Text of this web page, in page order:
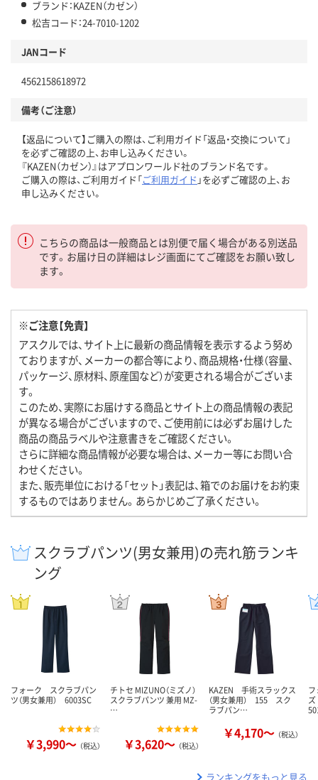
ブランド：KAZEN（カゼン）
松吉コード：24-7010-1202
JANコード
4562158618972
備考（ご注意）
【返品について】ご購入の際は、ご利用ガイド「返品・交換について」
を必ずご確認の上、お申し込みください。
『KAZEN（カゼン）』はアプロンワールド社のブランド名です。
ご購入の際は、ご利用ガイド「ご利用ガイド 」を必ずご確認の上、お
申し込みください。
こちらの商品は一般商品とは別便で届く場合がある別送品
です。お届け日の詳細はレジ画面にてご確認をお願い致し
ます。
※ご注意【免責】
アスクルでは、サイト上に最新の商品情報を表示するよう努め
ておりますが、メーカーの都合等により、商品規格・仕様（容量、
パッケージ、原材料、原産国など）が変更される場合がございま
す。
このため、実際にお届けする商品とサイト上の商品情報の表記
が異なる場合がございますので、ご使用前には必ずお届けした
商品の商品ラベルや注意書きをご確認ください。
さらに詳細な商品情報が必要な場合は、メーカー等にお問い合
わせください。
また、販売単位における「セット」表記は、箱でのお届けをお約束
するものではありません。あらかじめご了承ください。
スクラブパンツ(男女兼用)の売れ筋ランキ
ング
フォーク スクラブパン
ツ（男女兼用） 6003SC
￥3,990～ （税込）
チトセ MIZUNO（ミズノ）
スクラブパンツ 兼用 MZ-
…
￥3,620～ （税込）
KAZEN 手術スラックス
（男女兼用） 155 スク
ラブパン…
￥4,170～ （税込）
ランキングをもっと見る